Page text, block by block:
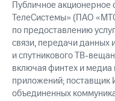
Публичное
ТелеСистемы» (ПАО
по предоставлению
связи, передачи данных
и спутникового ТВ-
включая финтех и медиа
приложений; поставщик
объединенных